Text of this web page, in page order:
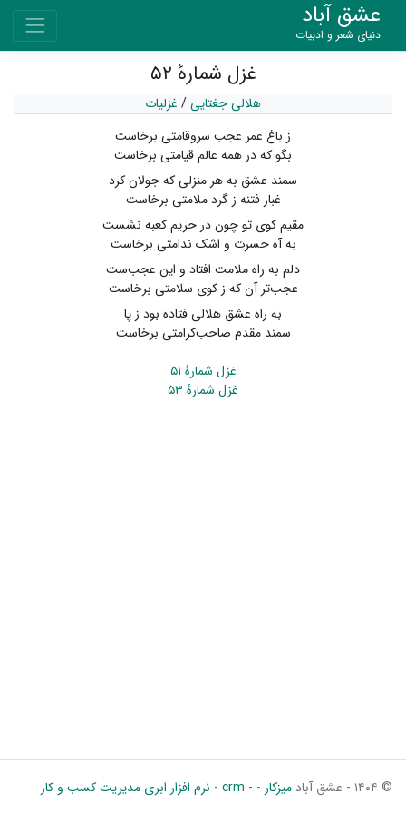
عشق آباد
دنیای شعر و ادبیات
غزل شمارهٔ ۵۲
هلالی جغتایی/ غزلیات
ز باغ عمر عجب سروقامتی برخاست
بگو که در همه عالم قیامتی برخاست
سمند عشق به هر منزلی که جولان کرد
غبار فتنه ز گرد ملامتی برخاست
مقیم کوی تو چون در حریم کعبه نشست
به آه حسرت و اشک ندامتی برخاست
دلم به راه ملامت افتاد و این عجب‌ست
عجب‌تر آن که ز کوی سلامتی برخاست
به راه عشق هلالی فتاده بود ز پا
سمند مقدم صاحب‌کرامتی برخاست
غزل شمارهٔ ۵۱
غزل شمارهٔ ۵۳
© ۱۴۰۴ - عشق آباد میزکار - - crm - نرم افزار ابری مدیریت کسب و کار